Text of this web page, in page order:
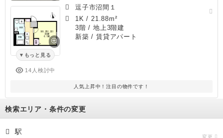
もっと見る
14人検討中
逗子市沼間１
1K / 21.88m²
3階 / 地上3階建
新築 / 賃貸アパート
人気上昇中！注目の物件です！
検索エリア・条件の変更
駅